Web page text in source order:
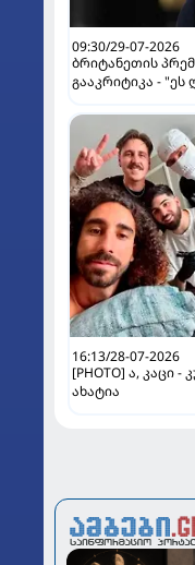
09:30/29-07-2026
ბრიტანეთის
გააკრიტიკა -
16:13/28-07-2026
[PHOTO] ა, კაცი
ახატია